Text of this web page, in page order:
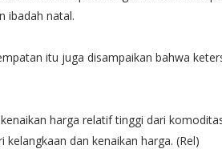
ibadah natal.
itu juga disampaikan bahwa
harga relatif tinggi dari
kelangkaan dan kenaikan harga. (Rel)